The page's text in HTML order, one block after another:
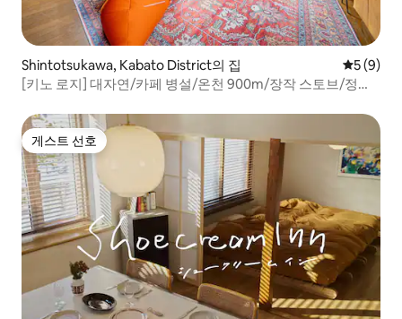
Shintotsukawa, Kabato District의 집 평점 5점
5 (9)
[키노 로지] 대자연/카페 병설/온천 900m/장작 스토브/정원
게스트 선호
게스트 선호